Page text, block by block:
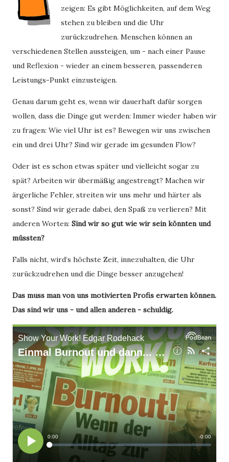
zeigen: Es gibt Möglichkeiten, auf dem Weg
stehen zu bleiben und die Uhr
zurückzudrehen. Menschen können an
verschiedenen Stellen aussteigen, um - nach einer Pause
und Reflexion - wieder an einem besseren, passenderen
Leistungs-Punkt einzusteigen.
Genau darum geht es, wenn wir dauerhaft dafür sorgen
wollen, dass die Dinge gut werden: Immer wieder haben wir
zu fragen: Wie viel Uhr ist es? Bewegen wir uns zwischen
ein und drei Uhr? Sind wir gerade im gesunden Flow?
Oder ist es schon etwas später und vielleicht sogar zu
spät? Arbeiten wir übermäßig angestrengt? Machen wir
ärgerliche Fehler, streiten wir uns mehr und härter als
sonst? Sind wir gerade dabei, den Spaß zu verlieren? Mit
anderen Worten: Sind wir so gut wie wir sein könnten und
müssten?
Falls nicht, wird’s höchste Zeit, innezuhalten, die Uhr
zurückzudrehen und die Dinge besser anzugehen!
Das muss man von uns motivierten Profis erwarten können.
Das sind wir uns - und allen anderen - schuldig.